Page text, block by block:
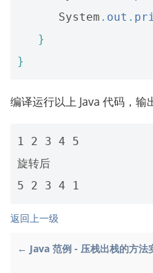
System . out .
}
}
编译运行以上 Java 代码，输
1 2 3 4 5
旋转后
返回上一级
← Java 范例 - 压栈出栈的方法